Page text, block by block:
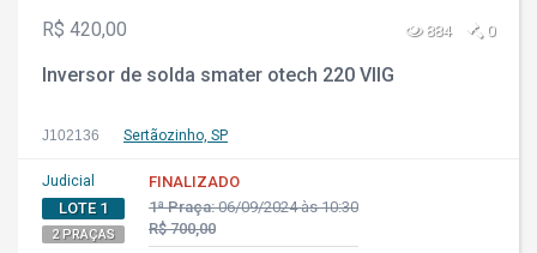
R$ 420,00 884 0
Inversor de solda smater otech 220 VIIG
J102136 Sertãozinho, SP
Judicial
LOTE 1
2 PRAÇAS
FINALIZADO
1ª Praça:06/09/2024 às 10:30
R$ 700,00